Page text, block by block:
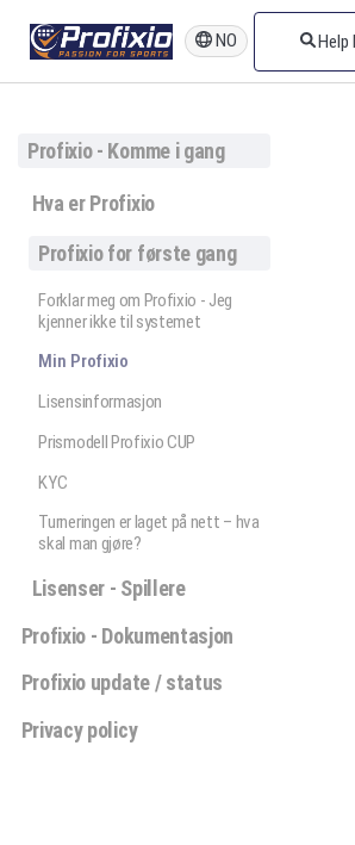
NO
Profixio - Komme i gang
Hva er Profixio
Profixio for første gang
Forklar meg om Profixio - Jeg
kjenner ikke til systemet
Min Profixio
Lisensinformasjon
Prismodell Profixio CUP
KYC
Turneringen er laget på nett – hva
skal man gjøre?
Lisenser - Spillere
Profixio - Dokumentasjon
Profixio update / status
Privacy policy